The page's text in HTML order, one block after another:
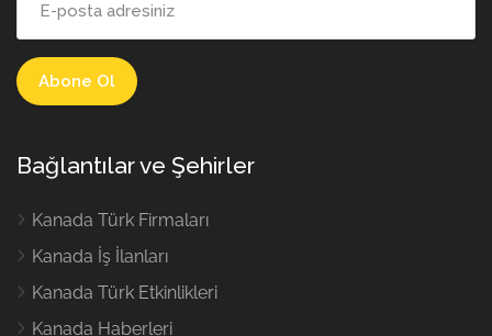
Bağlantılar ve Şehirler
Kanada Türk Firmaları
Kanada İş İlanları
Kanada Türk Etkinlikleri
Kanada Haberleri